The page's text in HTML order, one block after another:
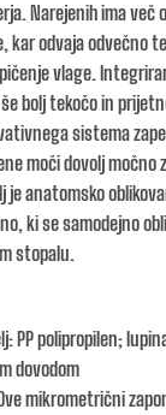
Narejenih ima več
kar odvaja odvečno
vlage.
bolj tekočo in
sistema
moči dovolj močno
je anatomsko
ki se samodejno
stopalu.
PP polipropilen;
dovodom
mikrometrični